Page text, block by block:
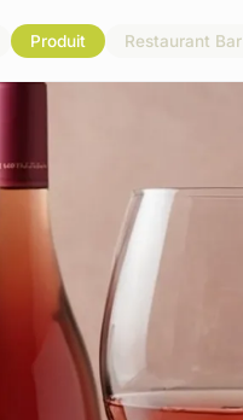
Produit Restaurant Bar